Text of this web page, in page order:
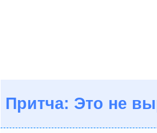
Притча: Это не